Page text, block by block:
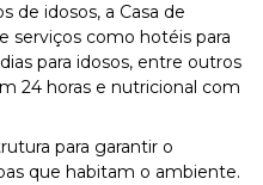
de idosos, a Casa de
serviços como hotéis para
para idosos, entre outros
24 horas e nutricional com
para garantir o
que habitam o ambiente.